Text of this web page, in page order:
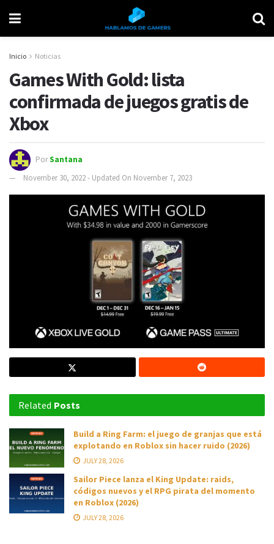
Inicio Noticias
Games With Gold: lista
confirmada de juegos gratis de
Xbox
PorSantana
November 30, 2022 - Updated On November 7, 2023
Related Posts
Build a Ring Farm: el juego de granjas que está
explotando en Roblox sin hacer ruido (2026)
JULY 28, 2026
Sailor Piece lanza el King Update: raids,
códigos nuevos y el RPG pirata del momento
en Roblox (2026)
JULY 28, 2026